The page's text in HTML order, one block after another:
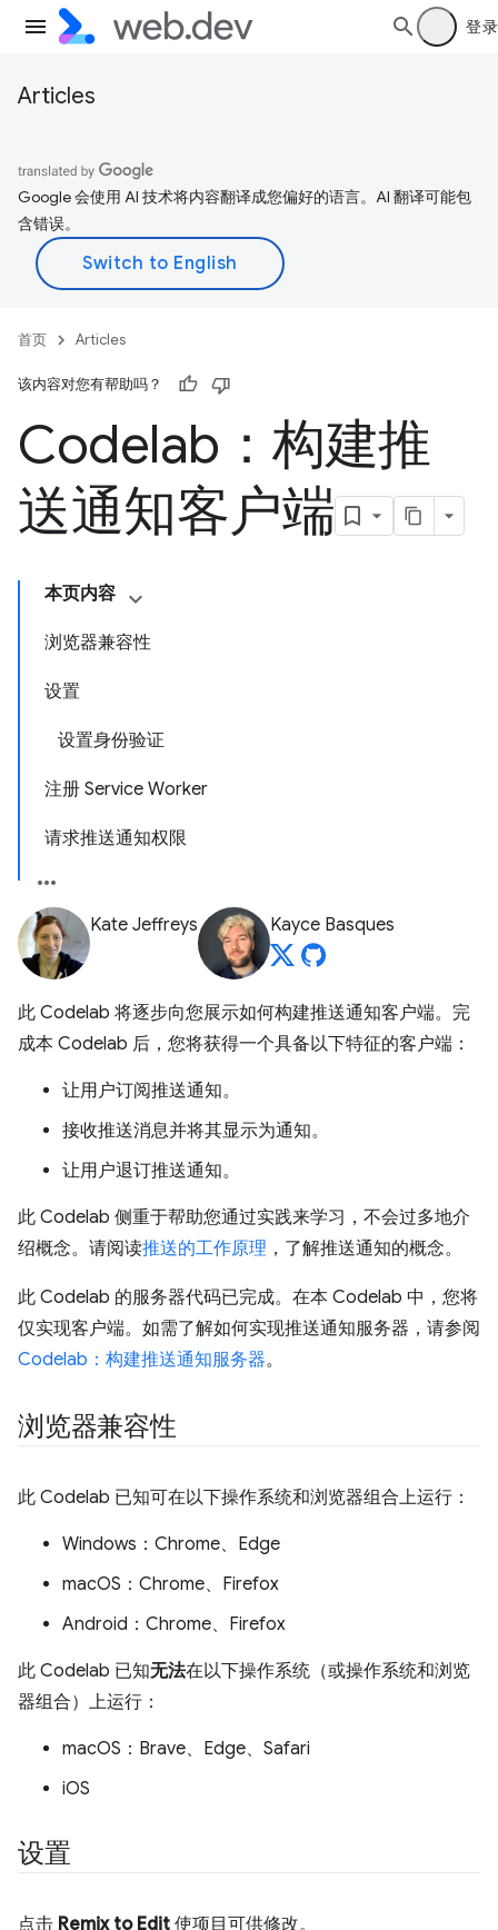
登录
Articles
Google 会使用 AI 技术将内容翻译成您偏好的语言。AI 翻译可能包
含错误。
首页 Articles
该内容对您有帮助吗？
Codelab：构建推
送通知客户端
本页内容
浏览器兼容性
设置
设置身份验证
注册 Service Worker
请求推送通知权限
Kate Jeffreys Kayce Basques
此 Codelab 将逐步向您展示如何构建推送通知客户端。完
成本 Codelab 后，您将获得一个具备以下特征的客户端：
让用户订阅推送通知。
接收推送消息并将其显示为通知。
让用户退订推送通知。
此 Codelab 侧重于帮助您通过实践来学习，不会过多地介
绍概念。请阅读推送的工作原理 ，了解推送通知的概念。
此 Codelab 的服务器代码已完成。在本 Codelab 中，您将
仅实现客户端。如需了解如何实现推送通知服务器，请参阅
Codelab：构建推送通知服务器。
浏览器兼容性
此 Codelab 已知可在以下操作系统和浏览器组合上运行：
Windows：Chrome、Edge
macOS：Chrome、Firefox
Android：Chrome、Firefox
此 Codelab 已知无法在以下操作系统（或操作系统和浏览
器组合）上运行：
macOS：Brave、Edge、Safari
iOS
设置
点击 Remix to Edit 使项目可供修改。